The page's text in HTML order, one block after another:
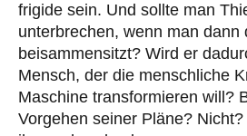
frigide sein. Und sollte man
unterbrechen, wenn man dann
beisammensitzt? Wird er
Mensch, der die menschliche
Maschine transformieren will?
Vorgehen seiner Pläne?